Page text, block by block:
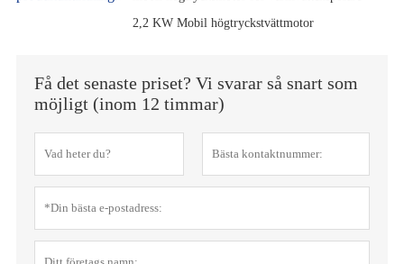
2,2 KW Mobil högtryckstvättmotor
Få det senaste priset? Vi svarar så snart som
möjligt (inom 12 timmar)